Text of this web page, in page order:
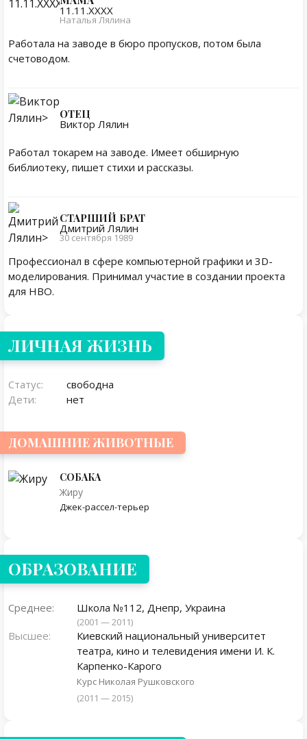
11.11.ХХХХ
Наталья Лялина
Работала на заводе в бюро пропусков, потом была
счетоводом.
ОТЕЦ
Виктор Лялин
Работал токарем на заводе. Имеет обширную
библиотеку, пишет стихи и рассказы.
СТАРШИЙ БРАТ
Дмитрий Лялин
30 сентября 1989
Профессионал в сфере компьютерной графики и 3D-
моделирования. Принимал участие в создании проекта
для HBO.
Личная жизнь
ЛИЧНАЯ ЖИЗНЬ
Статус:
свободна
Дети:
нет
ДОМАШНИЕ ЖИВОТНЫЕ
СОБАКА
Жиру
Джек-рассел-терьер
ОБРАЗОВАНИЕ
Среднее: Школа №112, Днепр, Украина
(2001 — 2011)
Высшее:
Киевский национальный университет
театра, кино и телевидения имени И. К.
Карпенко-Карого
Курс Николая Рушковского
(2011 — 2015)